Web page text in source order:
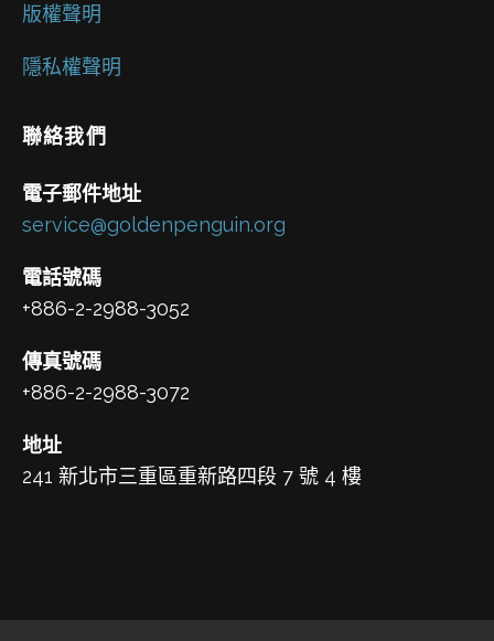
版權聲明
隱私權聲明
聯絡我們
電子郵件地址
service@goldenpenguin.org
電話號碼
+886-2-2988-3052
傳真號碼
+886-2-2988-3072
地址
241 新北市三重區重新路四段 7 號 4 樓